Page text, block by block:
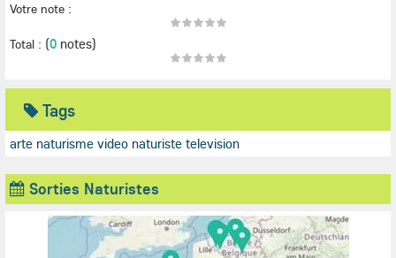
Votre note :
Total : (0 notes)
Tags
arte naturisme video naturiste television
Sorties Naturistes